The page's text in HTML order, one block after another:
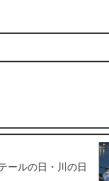
ールの日・川の日